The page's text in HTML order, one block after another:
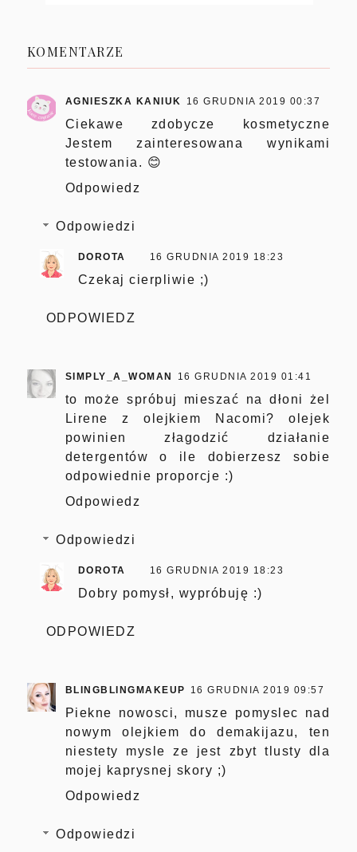
KOMENTARZE
AGNIESZKA KANIUK 16 GRUDNIA 2019 00:37
Ciekawe zdobycze kosmetyczne
Jestem zainteresowana wynikami
testowania. 😊
Odpowiedz
Odpowiedzi
DOROTA 16 GRUDNIA 2019 18:23
Czekaj cierpliwie ;)
ODPOWIEDZ
SIMPLY_A_WOMAN 16 GRUDNIA 2019 01:41
to może spróbuj mieszać na dłoni żel
Lirene z olejkiem Nacomi? olejek
powinien złagodzić działanie
detergentów o ile dobierzesz sobie
odpowiednie proporcje :)
Odpowiedz
Odpowiedzi
DOROTA 16 GRUDNIA 2019 18:23
Dobry pomysł, wypróbuję :)
ODPOWIEDZ
BLINGBLINGMAKEUP 16 GRUDNIA 2019 09:57
Piekne nowosci, musze pomyslec nad
nowym olejkiem do demakijazu, ten
niestety mysle ze jest zbyt tlusty dla
mojej kaprysnej skory ;)
Odpowiedz
Odpowiedzi